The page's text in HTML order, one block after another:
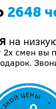
2648
на
2х смен вы